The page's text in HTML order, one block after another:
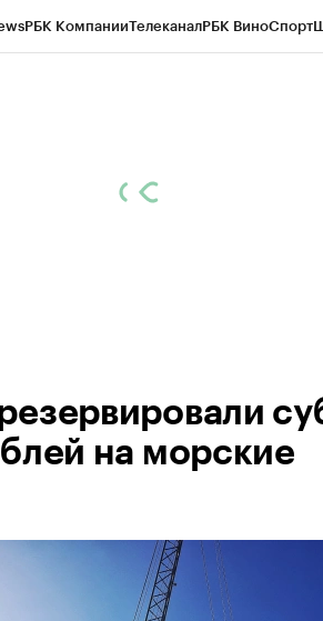
РБК КомпанииТелеканалРБК ВиноСпорт
на морские